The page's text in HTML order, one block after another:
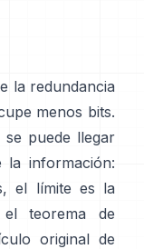
la redundancia
menos bits.
se puede llegar
información:
el límite es la
teorema de
original de